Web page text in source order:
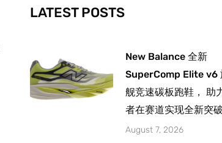
-
f
m
LATEST POSTS
New Balance 全新
SuperComp Elite v6
舰竞速碳板跑鞋， 助
者在赛道实现全新突破
August 7, 2026